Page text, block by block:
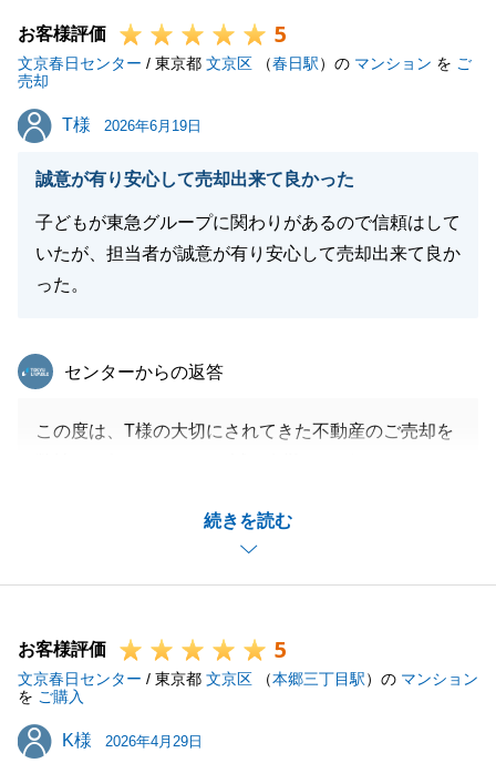
引き続きどうぞよろしくお願い致します。
お客様評価 5
文京春日センター / 東京都 文京区 （春日駅）の マンション を ご
売却
T様
T様 2026年6月19日
誠意が有り安心して売却出来て良かった
子どもが東急グループに関わりがあるので信頼はして
いたが、担当者が誠意が有り安心して売却出来て良か
った。
続きを読む
東急リバブル
センターからの返答
この度は、T様の大切にされてきた不動産のご売却を
快く、かつ迅速にご協力いただいたからこそ、トラブ
ル等もなく、スムーズにご成立に至ることができまし
た。
葉を数多く頂きました。
今後の営業人生の糧とさせて頂きます。
これからも不動産に関するご相談やお悩みなどありま
したら、いつでもお気軽にご連絡いただけますと幸い
お客様評価 5
文京春日センター / 東京都 文京区 （本郷三丁目駅）の マンション
を ご購入
K様
K様 2026年4月29日